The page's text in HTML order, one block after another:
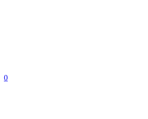
0